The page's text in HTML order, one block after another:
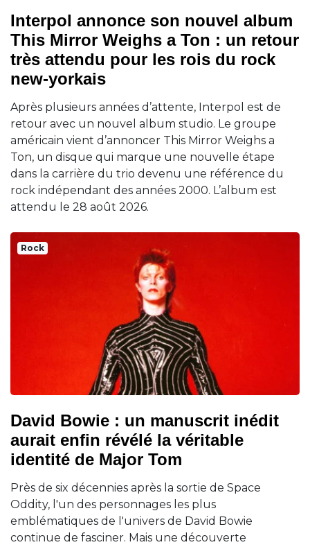
Interpol annonce son nouvel album
This Mirror Weighs a Ton : un retour
très attendu pour les rois du rock
new-yorkais
Après plusieurs années d’attente, Interpol est de
retour avec un nouvel album studio. Le groupe
américain vient d’annoncer This Mirror Weighs a
Ton, un disque qui marque une nouvelle étape
dans la carrière du trio devenu une référence du
rock indépendant des années 2000. L’album est
attendu le 28 août 2026.
Rock
David Bowie : un manuscrit inédit
aurait enfin révélé la véritable
identité de Major Tom
Près de six décennies après la sortie de Space
Oddity, l'un des personnages les plus
emblématiques de l'univers de David Bowie
continue de fasciner. Mais une découverte